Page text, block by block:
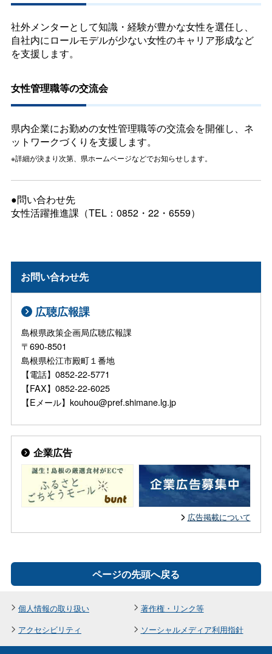
社外メンターとして知識・経験が豊かな女性を選任し、
自社内にロールモデルが少ない女性のキャリア形成など
を支援します。
女性管理職等の交流会
県内企業にお勤めの女性管理職等の交流会を開催し、ネ
ットワークづくりを支援します。
※詳細が決まり次第、県ホームページなどでお知らせします。
●問い合わせ先
女性活躍推進課（TEL：0852・22・6559）
お問い合わせ先
広聴広報課
島根県政策企画局広聴広報課
〒690-8501
島根県松江市殿町１番地
【電話】0852-22-5771
【FAX】0852-22-6025
【Eメール】kouhou@pref.shimane.lg.jp
企業広告
広告掲載について
ページの先頭へ戻る
個人情報の取り扱い
著作権・リンク等
アクセシビリティ
ソーシャルメディア利用指針